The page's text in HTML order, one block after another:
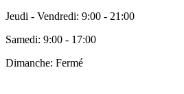
Jeudi - Vendredi: 9:00 - 21:00
Samedi: 9:00 - 17:00
Dimanche: Fermé